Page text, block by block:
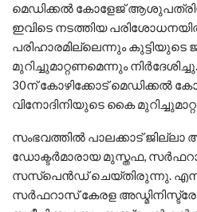
മെഡിക്കല്‍ കോളേജ്
ഇവിടെ നടത്തിയ
പരിഹാരമില്ലെന്നും കുട്ടിയുടെ
മുറിച്ചുമാറ്റണമെന്നും
30ന് കോഴിക്കോട് മെഡിക്കല്‍
വിനോദിനിയുടെ കൈ
സംഭവത്തില്‍ പാലക്കാട്
ഡോക്ടര്‍മാരായ മുസ്തഫ,
സസ്പെന്‍ഡ് ചെയ്തിരുന്നു.
സര്‍ഫറാസ് കേരള